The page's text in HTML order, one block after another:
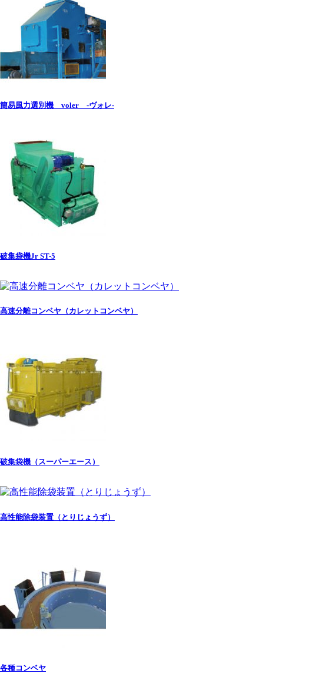
簡易風力選別機 voler -ヴォレ-
破集袋機Jr ST-5
高速分離コンベヤ（カレットコンベヤ）
破集袋機（スーパーエース）
高性能除袋装置（とりじょうず）
各種コンベヤ